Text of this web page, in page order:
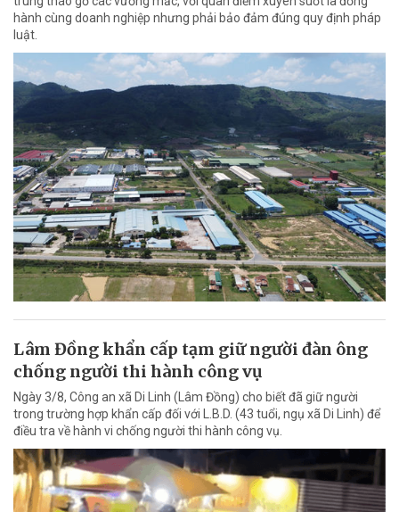
hành cùng doanh nghiệp nhưng phải bảo đảm đúng quy định pháp
luật.
Lâm Đồng khẩn cấp tạm giữ người đàn ông
chống người thi hành công vụ
Ngày 3/8, Công an xã Di Linh (Lâm Đồng) cho biết đã giữ người
trong trường hợp khẩn cấp đối với L.B.D. (43 tuổi, ngụ xã Di Linh) để
điều tra về hành vi chống người thi hành công vụ.